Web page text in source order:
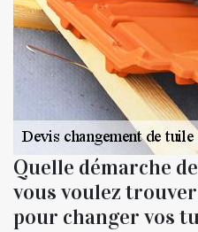
Quelle démarche
vous voulez
pour changer vos